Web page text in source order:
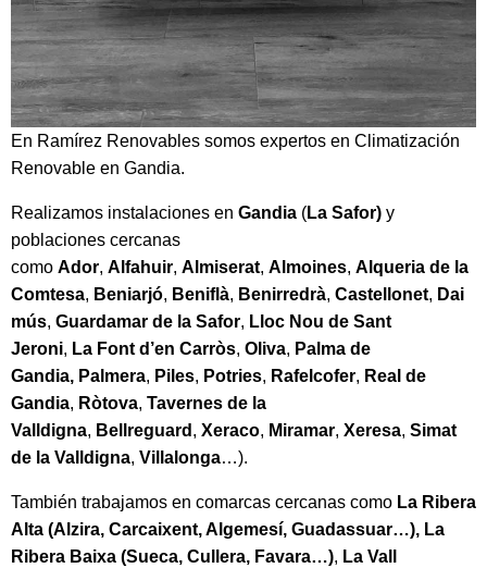
En Ramírez Renovables somos expertos en Climatización
Renovable en Gandia.
Realizamos instalaciones en Gandia (La Safor) y
poblaciones cercanas
como Ador, Alfahuir, Almiserat, Almoines, Alqueria de la
Comtesa, Beniarjó, Beniflà, Benirredrà, Castellonet, Dai
mús, Guardamar de la Safor, Lloc Nou de Sant
Jeroni, La Font d’en Carròs, Oliva, Palma de
Gandia, Palmera, Piles, Potries, Rafelcofer, Real de
Gandia, Ròtova, Tavernes de la
Valldigna, Bellreguard , Xeraco, Miramar, Xeresa, Simat
de la Valldigna, Villalonga…).
También trabajamos en comarcas cercanas como La Ribera
Alta (Alzira, Carcaixent, Algemesí, Guadassuar…), La
Ribera Baixa (Sueca, Cullera, Favara…), La Vall